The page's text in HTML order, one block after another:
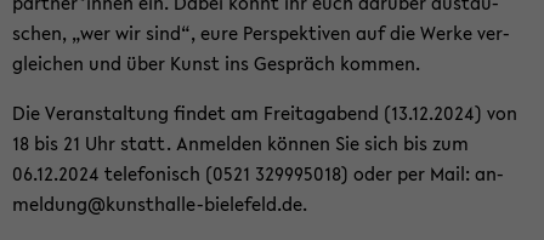
schen, „wer wir sind“, eure Per­spek­ti­ven auf die Werke ver­
glei­chen und über Kunst ins Ge­spräch kom­men.
Die Ver­an­stal­tung fin­det am Frei­tag­abend (13.12.2024) von
18 bis 21 Uhr statt. An­mel­den kön­nen Sie sich bis zum
06.12.2024 te­le­fo­nisch (0521 329995018) oder per Mail: an­
mel­dung@kunsthalle-​bielefeld.de.